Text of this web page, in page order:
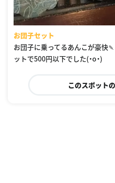
お団子セット
お団子に乗ってるあんこが豪快🍡
ットで500円以下でした(・o・)
このスポット